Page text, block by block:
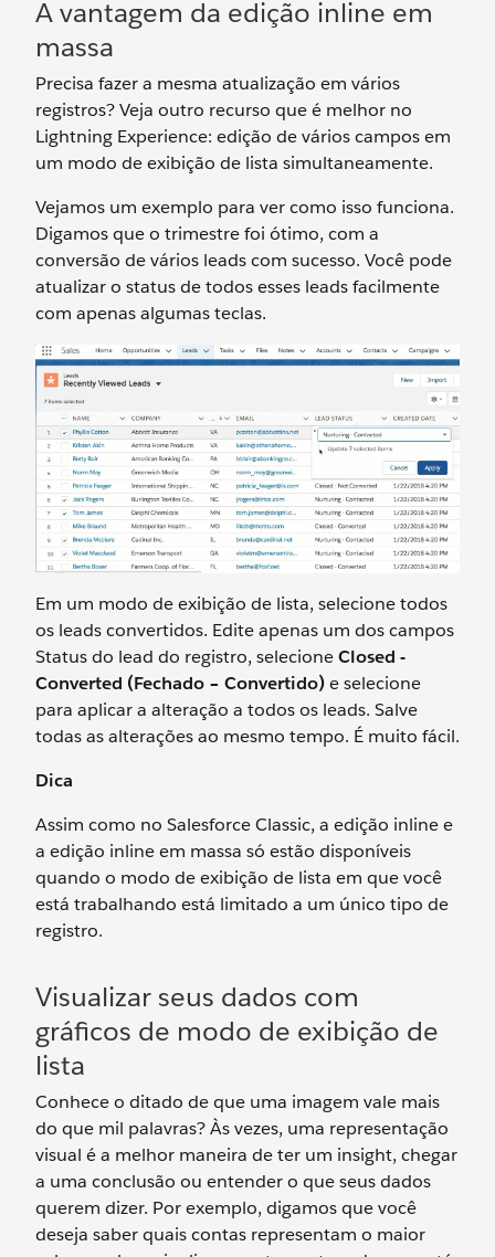
A vantagem da edição inline em
massa
Precisa fazer a mesma atualização em vários
registros? Veja outro recurso que é melhor no
Lightning Experience: edição de vários campos em
um modo de exibição de lista simultaneamente.
Vejamos um exemplo para ver como isso funciona.
Digamos que o trimestre foi ótimo, com a
conversão de vários leads com sucesso. Você pode
atualizar o status de todos esses leads facilmente
com apenas algumas teclas.
Em um modo de exibição de lista, selecione todos
os leads convertidos. Edite apenas um dos campos
Status do lead do registro, selecioneClosed -
Converted (Fechado – Convertido)e selecione
para aplicar a alteração a todos os leads. Salve
todas as alterações ao mesmo tempo. É muito fácil.
Dica
Assim como no Salesforce Classic, a edição inline e
a edição inline em massa só estão disponíveis
quando o modo de exibição de lista em que você
está trabalhando está limitado a um único tipo de
registro.
Visualizar seus dados com
gráficos de modo de exibição de
lista
Conhece o ditado de que uma imagem vale mais
do que mil palavras? Às vezes, uma representação
visual é a melhor maneira de ter um insight, chegar
a uma conclusão ou entender o que seus dados
querem dizer. Por exemplo, digamos que você
deseja saber quais contas representam o maior